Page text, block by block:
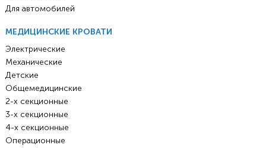
Для автомобилей
МЕДИЦИНСКИЕ КРОВАТИ
Электрические
Механические
Детские
Общемедицинские
2-х секционные
3-х секционные
4-х секционные
Операционные